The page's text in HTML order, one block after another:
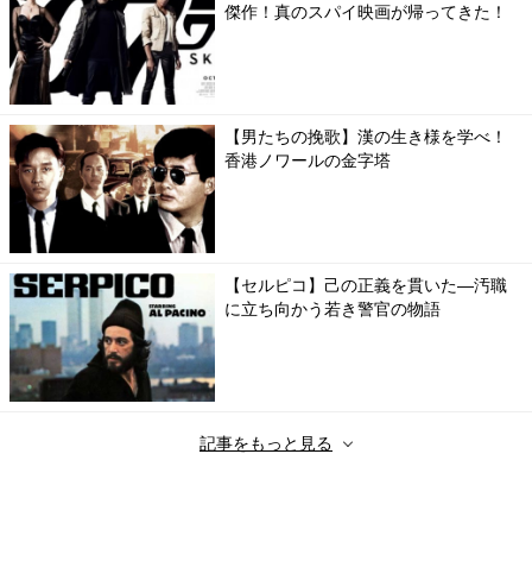
傑作！真のスパイ映画が帰ってきた！
【男たちの挽歌】漢の生き様を学べ！
香港ノワールの金字塔
【セルピコ】己の正義を貫いた―汚職
に立ち向かう若き警官の物語
記事をもっと見る